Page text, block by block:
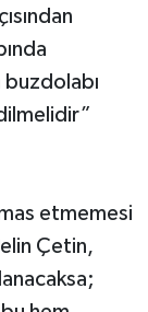
etmemesi
Çetin,